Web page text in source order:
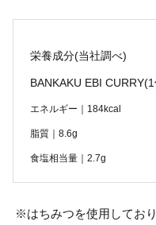
栄養成分(当社調べ)
BANKAKU EBI CURRY(1
エネルギー｜184kcal
脂質｜8.6g
食塩相当量｜2.7g
※はちみつを使用してお